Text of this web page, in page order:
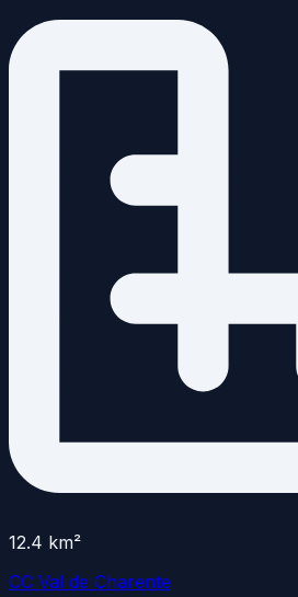
12.4 km²
CC Val de Charente